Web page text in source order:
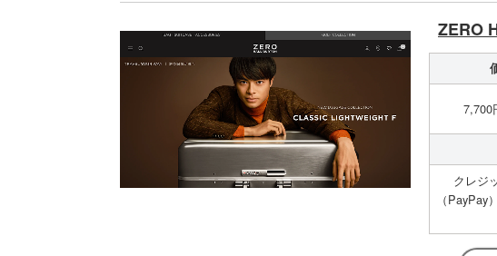
ZERO
7,700
クレジ
（